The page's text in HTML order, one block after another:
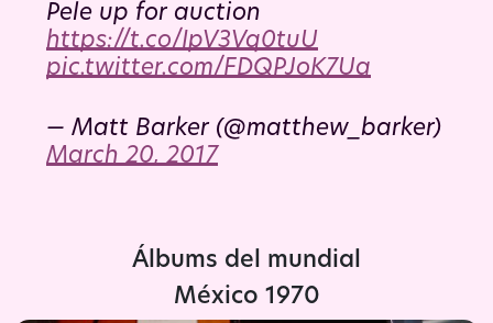
Pele up for auction
https://t.co/IpV3Vq0tuU
pic.twitter.com/FDQPJoK7Ua
— Matt Barker (@matthew_barker)
March 20, 2017
Álbums del mundial
México 1970